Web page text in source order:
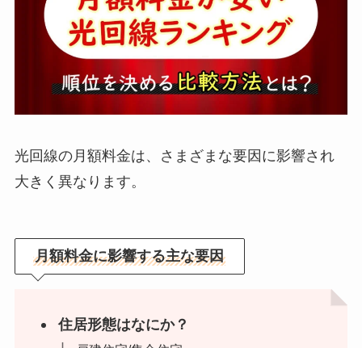
光回線の月額料金は、さまざまな要因に影響され
大きく異なります。
月額料金に影響する主な要因
住居形態はなにか？